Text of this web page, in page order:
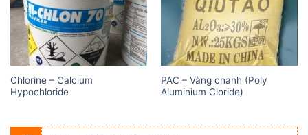
Chlorine – Calcium
Hypochloride
PAC – Vàng chanh (Poly
Aluminium Cloride)